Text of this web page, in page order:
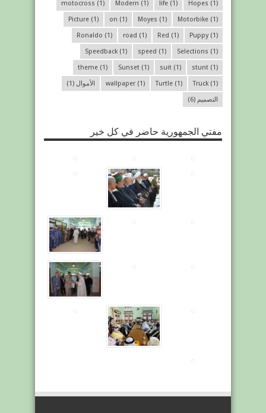
Hopes (1)
life (1)
Modern (1)
motocross (1)
Motorbike (1)
Moyes (1)
on (1)
Picture (1)
Puppy(1)
Red (1)
road (1)
Ronaldo (1)
Selections (1)
speed (1)
Speedback (1)
stunt (1)
suit (1)
Sunset (1)
theme (1)
Truck (1)
Turtle (1)
wallpaper (1) الأموال (1)
التصميم (6)
مفتي الجمهورية حاضر في كل خير